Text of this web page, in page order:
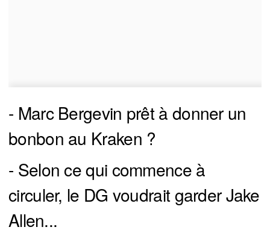
- Marc Bergevin prêt à donner un
bonbon au Kraken ?
- Selon ce qui commence à
circuler, le DG voudrait garder Jake
Allen...